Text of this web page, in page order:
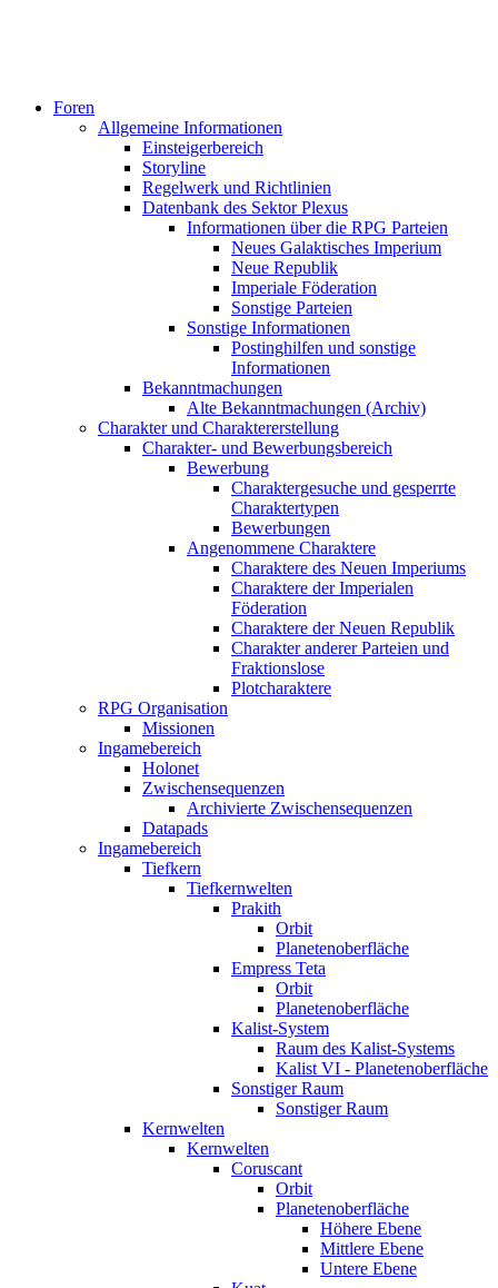
Foren
Allgemeine Informationen
Einsteigerbereich
Storyline
Regelwerk und Richtlinien
Datenbank des Sektor Plexus
Informationen über die RPG Parteien
Neues Galaktisches Imperium
Neue Republik
Imperiale Föderation
Sonstige Parteien
Sonstige Informationen
Postinghilfen und sonstige
Informationen
Bekanntmachungen
Alte Bekanntmachungen (Archiv)
Charakter und Charaktererstellung
Charakter- und Bewerbungsbereich
Bewerbung
Charaktergesuche und gesperrte
Charaktertypen
Bewerbungen
Angenommene Charaktere
Charaktere des Neuen Imperiums
Charaktere der Imperialen
Föderation
Charaktere der Neuen Republik
Charakter anderer Parteien und
Fraktionslose
Plotcharaktere
RPG Organisation
Missionen
Ingamebereich
Holonet
Zwischensequenzen
Archivierte Zwischensequenzen
Datapads
Ingamebereich
Tiefkern
Tiefkernwelten
Prakith
Orbit
Planetenoberfläche
Empress Teta
Orbit
Planetenoberfläche
Kalist-System
Raum des Kalist-Systems
Kalist VI - Planetenoberfläche
Sonstiger Raum
Sonstiger Raum
Kernwelten
Kernwelten
Coruscant
Orbit
Planetenoberfläche
Höhere Ebene
Mittlere Ebene
Untere Ebene